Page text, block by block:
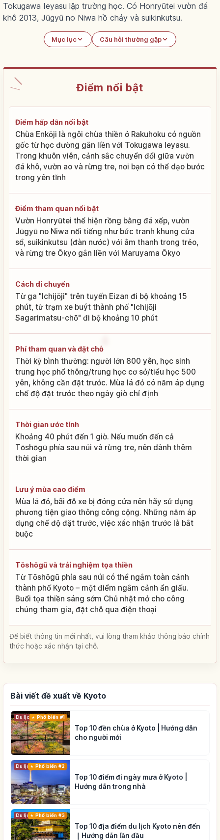
Tokugawa Ieyasu lập trường học. Có Honryūtei vườn đá
khô 2013, Jūgyū no Niwa hồ chảy và suikinkutsu.
Mục lục Câu hỏi thường gặp
Điểm nổi bật
Điểm hấp dẫn nổi bật
Chùa Enkōji là ngôi chùa thiền ở Rakuhoku có nguồn
gốc từ học đường gắn liền với Tokugawa Ieyasu.
Trong khuôn viên, cảnh sắc chuyển đổi giữa vườn
đá khô, vườn ao và rừng tre, nơi bạn có thể dạo bước
trong yên tĩnh
Điểm tham quan nổi bật
Vườn Honryūtei thể hiện rồng bằng đá xếp, vườn
Jūgyū no Niwa nổi tiếng như bức tranh khung cửa
sổ, suikinkutsu (đàn nước) với âm thanh trong trẻo,
và rừng tre Ōkyo gắn liền với Maruyama Ōkyo
Cách di chuyển
Từ ga "Ichijōji" trên tuyến Eizan đi bộ khoảng 15
phút, từ trạm xe buýt thành phố "Ichijōji
Sagarimatsu-chō" đi bộ khoảng 10 phút
Phí tham quan và đặt chỗ
Thời kỳ bình thường: người lớn 800 yên, học sinh
trung học phổ thông/trung học cơ sở/tiểu học 500
yên, không cần đặt trước. Mùa lá đỏ có năm áp dụng
chế độ đặt trước theo ngày giờ chỉ định
Thời gian ước tính
Khoảng 40 phút đến 1 giờ. Nếu muốn đến cả
Tōshōgū phía sau núi và rừng tre, nên dành thêm
thời gian
Lưu ý mùa cao điểm
Mùa lá đỏ, bãi đỗ xe bị đóng cửa nên hãy sử dụng
phương tiện giao thông công cộng. Những năm áp
dụng chế độ đặt trước, việc xác nhận trước là bắt
buộc
Tōshōgū và trải nghiệm tọa thiền
Từ Tōshōgū phía sau núi có thể ngắm toàn cảnh
thành phố Kyoto – một điểm ngắm cảnh ẩn giấu.
Buổi tọa thiền sáng sớm Chủ nhật mở cho công
chúng tham gia, đặt chỗ qua điện thoại
Để biết thông tin mới nhất, vui lòng tham khảo thông báo chính
thức hoặc xác nhận tại chỗ.
Bài viết đề xuất về Kyoto
Du lịch Phổ biến #1
Top 10 đền chùa ở Kyoto | Hướng dẫn
cho người mới
Du lịch Phổ biến #2
Top 10 điểm đi ngày mưa ở Kyoto |
Hướng dẫn trong nhà
Du lịch Phổ biến #3
Top 10 địa điểm du lịch Kyoto nên đến
｜Hướng dẫn lần đầu